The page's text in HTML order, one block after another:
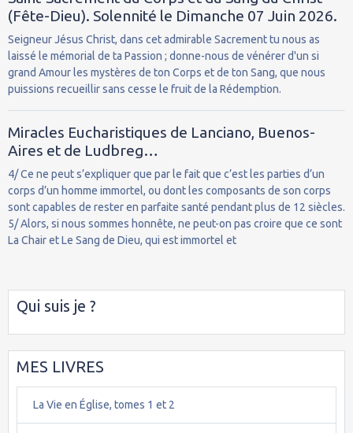
(Fête-Dieu). Solennité le Dimanche 07 Juin 2026.
Seigneur Jésus Christ, dans cet admirable Sacrement tu nous as
laissé le mémorial de ta Passion ; donne-nous de vénérer d'un si
grand Amour les mystères de ton Corps et de ton Sang, que nous
puissions recueillir sans cesse le fruit de la Rédemption.
Miracles Eucharistiques de Lanciano, Buenos-
Aires et de Ludbreg…
4/ Ce ne peut s’expliquer que par le fait que c’est les parties d’un
corps d’un homme immortel, ou dont les composants de son corps
sont capables de rester en parfaite santé pendant plus de 12 siècles.
5/ Alors, si nous sommes honnête, ne peut-on pas croire que ce sont
La Chair et Le Sang de Dieu, qui est immortel et
Qui suis je ?
MES LIVRES
La Vie en Église, tomes 1 et 2